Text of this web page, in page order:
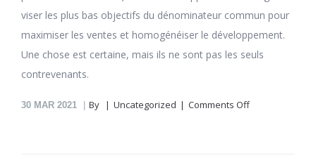
viser les plus bas objectifs du dénominateur commun pour
maximiser les ventes et homogénéiser le développement.
Une chose est certaine, mais ils ne sont pas les seuls
contrevenants.
30 MAR 2021 By Uncategorized Comments Offon